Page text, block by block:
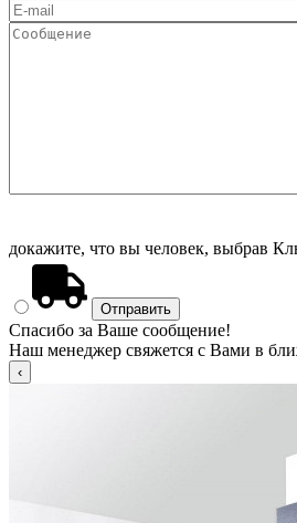
докажите, что вы человек, выбрав
Спасибо за Ваше сообщение!
Наш менеджер свяжется с Вами в